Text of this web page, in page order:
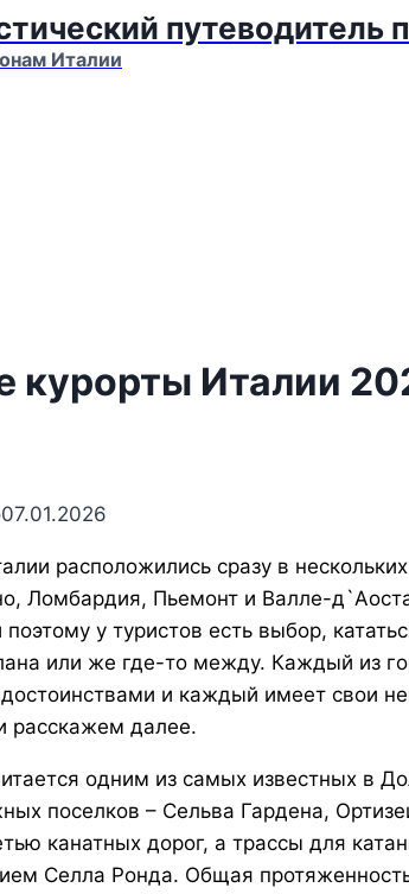
путеводитель
Италии
Италии
07.01.2026
расположились сразу в
Ломбардия, Пьемонт и Валле-
у туристов есть выбор,
или же где-то между. Каждый из
и каждый имеет свои
расскажем далее.
одним из самых известных в
поселков – Сельва Гардена,
канатных дорог, а трассы для
Селла Ронда. Общая